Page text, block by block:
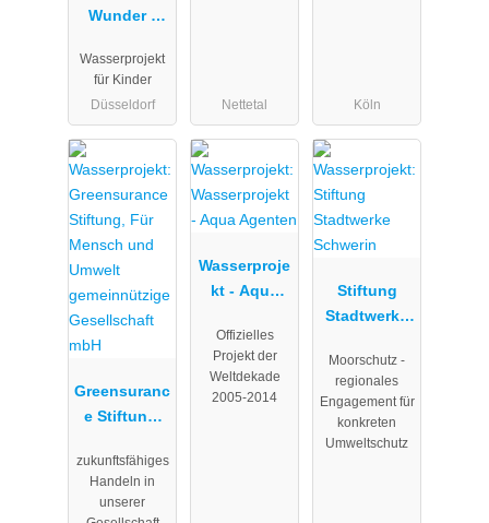
Wunder -
kt -
globales
Bildungs- /
Lernangebot
für
nachhaltige
Entwicklung
Wasserprojekt
für Kinder
Düsseldorf
Nettetal Köln
Greensuranc
e Stiftung,
und Umwelt
gemeinnützi
ge
zukunftsfähiges
Handeln in
unserer
Wasserproje
kt - Aqua
Offizielles
Projekt der
Weltdekade
2005-2014
Stiftung
Stadtwerke
Moorschutz -
regionales
Engagement für
konkreten
Umweltschutz